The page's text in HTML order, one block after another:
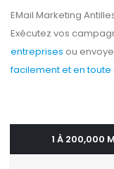
EMail Marketing
Exécutez vos
entreprises ou
facilement et en toute
1 À 200,000